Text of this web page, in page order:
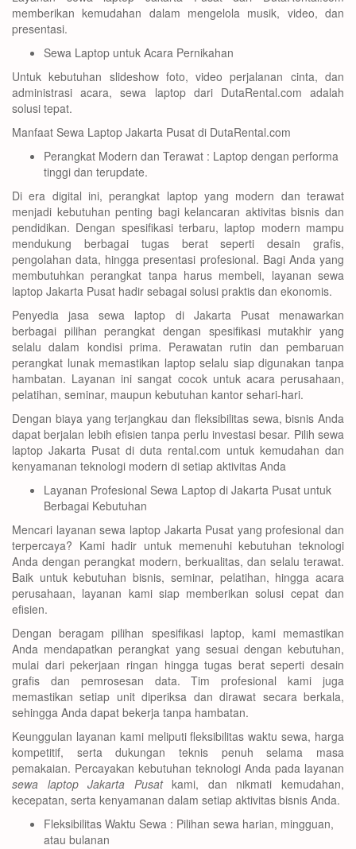
memberikan kemudahan dalam mengelola musik, video, dan
presentasi.
Sewa Laptop untuk Acara Pernikahan
Untuk kebutuhan slideshow foto, video perjalanan cinta, dan
administrasi acara, sewa laptop dari DutaRental.com adalah
solusi tepat.
Manfaat Sewa Laptop Jakarta Pusat di DutaRental.com
Perangkat Modern dan Terawat : Laptop dengan performa
tinggi dan terupdate.
Di era digital ini, perangkat laptop yang modern dan terawat
menjadi kebutuhan penting bagi kelancaran aktivitas bisnis dan
pendidikan. Dengan spesifikasi terbaru, laptop modern mampu
mendukung berbagai tugas berat seperti desain grafis,
pengolahan data, hingga presentasi profesional. Bagi Anda yang
membutuhkan perangkat tanpa harus membeli, layanan sewa
laptop Jakarta Pusat hadir sebagai solusi praktis dan ekonomis.
Penyedia jasa sewa laptop di Jakarta Pusat menawarkan
berbagai pilihan perangkat dengan spesifikasi mutakhir yang
selalu dalam kondisi prima. Perawatan rutin dan pembaruan
perangkat lunak memastikan laptop selalu siap digunakan tanpa
hambatan. Layanan ini sangat cocok untuk acara perusahaan,
pelatihan, seminar, maupun kebutuhan kantor sehari-hari.
Dengan biaya yang terjangkau dan fleksibilitas sewa, bisnis Anda
dapat berjalan lebih efisien tanpa perlu investasi besar. Pilih sewa
laptop Jakarta Pusat di duta rental.com untuk kemudahan dan
kenyamanan teknologi modern di setiap aktivitas Anda
Layanan Profesional Sewa Laptop di Jakarta Pusat untuk
Berbagai Kebutuhan
Mencari layanan sewa laptop Jakarta Pusat yang profesional dan
terpercaya? Kami hadir untuk memenuhi kebutuhan teknologi
Anda dengan perangkat modern, berkualitas, dan selalu terawat.
Baik untuk kebutuhan bisnis, seminar, pelatihan, hingga acara
perusahaan, layanan kami siap memberikan solusi cepat dan
efisien.
Dengan beragam pilihan spesifikasi laptop, kami memastikan
Anda mendapatkan perangkat yang sesuai dengan kebutuhan,
mulai dari pekerjaan ringan hingga tugas berat seperti desain
grafis dan pemrosesan data. Tim profesional kami juga
memastikan setiap unit diperiksa dan dirawat secara berkala,
sehingga Anda dapat bekerja tanpa hambatan.
Keunggulan layanan kami meliputi fleksibilitas waktu sewa, harga
kompetitif, serta dukungan teknis penuh selama masa
pemakaian. Percayakan kebutuhan teknologi Anda pada layanan
sewa laptop Jakarta Pusatkami, dan nikmati kemudahan,
kecepatan, serta kenyamanan dalam setiap aktivitas bisnis Anda.
Fleksibilitas Waktu Sewa : Pilihan sewa harian, mingguan,
atau bulanan